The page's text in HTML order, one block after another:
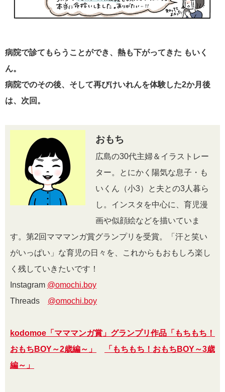
病院で診てもらうことができ、熱も下がってきた もいく
ん。
病院でのその後、そして再びけいれんを体験した2か月後
は、次回。
おもち
広島の30代主婦＆イラストレー
ター。とにかく陽気な息子・も
いくん（小3）と夫との3人暮ら
し。インスタを中心に、育児漫
画や似顔絵などを描いていま
す。第2回マママンガ賞グランプリを受賞。「汗と笑い
がいっぱい」な育児の日々を、これからもおもしろ楽し
く残していきたいです！
Instagram @omochi.boy
Threads @omochi.boy
kodomoe「マママンガ賞」グランプリ作品「もちもち！
おもちBOY～2歳編～」
「もちもち！おもちBOY～3歳
編～」